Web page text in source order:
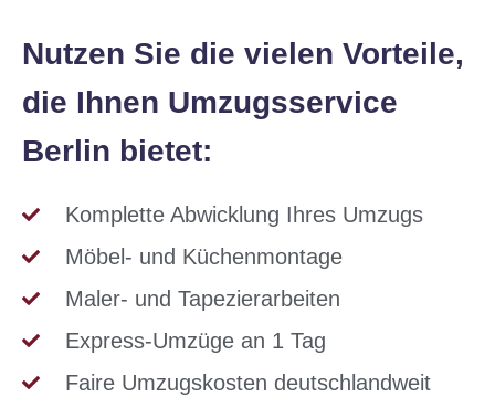
Nutzen Sie die vielen Vorteile,
die Ihnen Umzugsservice
Berlin bietet:​
Komplette Abwicklung Ihres Umzugs
Möbel- und Küchenmontage
Maler- und Tapezierarbeiten
Express-Umzüge an 1 Tag
Faire Umzugskosten deutschlandweit